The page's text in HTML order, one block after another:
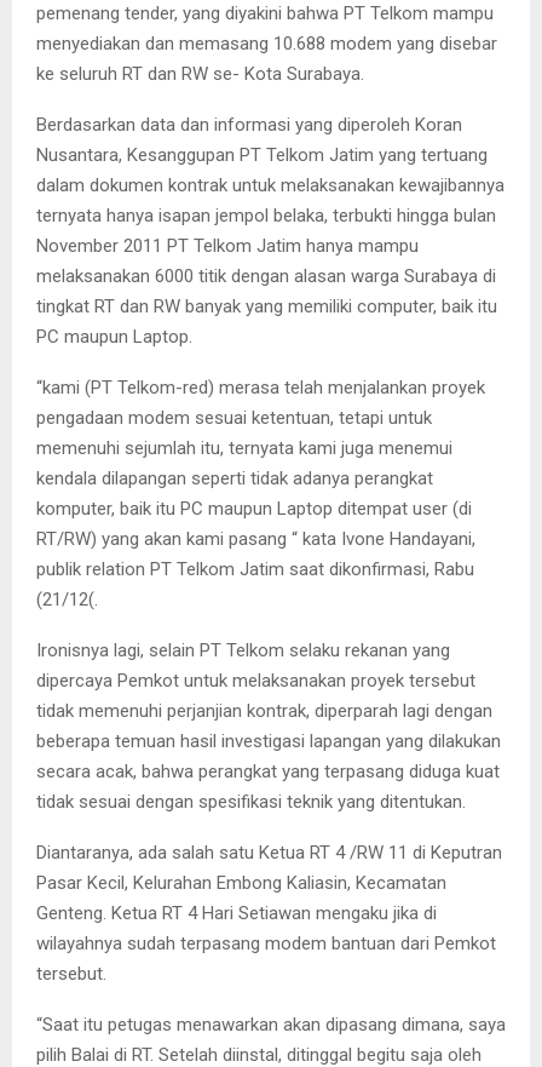
pemenang tender, yang diyakini bahwa PT Telkom mampu
menyediakan dan memasang 10.688 modem yang disebar
ke seluruh RT dan RW se- Kota Surabaya.
Berdasarkan data dan informasi yang diperoleh Koran
Nusantara, Kesanggupan PT Telkom Jatim yang tertuang
dalam dokumen kontrak untuk melaksanakan kewajibannya
ternyata hanya isapan jempol belaka, terbukti hingga bulan
November 2011 PT Telkom Jatim hanya mampu
melaksanakan 6000 titik dengan alasan warga Surabaya di
tingkat RT dan RW banyak yang memiliki computer, baik itu
PC maupun Laptop.
“kami (PT Telkom-red) merasa telah menjalankan proyek
pengadaan modem sesuai ketentuan, tetapi untuk
memenuhi sejumlah itu, ternyata kami juga menemui
kendala dilapangan seperti tidak adanya perangkat
komputer, baik itu PC maupun Laptop ditempat user (di
RT/RW) yang akan kami pasang “ kata Ivone Handayani,
publik relation PT Telkom Jatim saat dikonfirmasi, Rabu
(21/12(.
Ironisnya lagi, selain PT Telkom selaku rekanan yang
dipercaya Pemkot untuk melaksanakan proyek tersebut
tidak memenuhi perjanjian kontrak, diperparah lagi dengan
beberapa temuan hasil investigasi lapangan yang dilakukan
secara acak, bahwa perangkat yang terpasang diduga kuat
tidak sesuai dengan spesifikasi teknik yang ditentukan.
Diantaranya, ada salah satu Ketua RT 4 /RW 11 di Keputran
Pasar Kecil, Kelurahan Embong Kaliasin, Kecamatan
Genteng. Ketua RT 4 Hari Setiawan mengaku jika di
wilayahnya sudah terpasang modem bantuan dari Pemkot
tersebut.
“Saat itu petugas menawarkan akan dipasang dimana, saya
pilih Balai di RT. Setelah diinstal, ditinggal begitu saja oleh